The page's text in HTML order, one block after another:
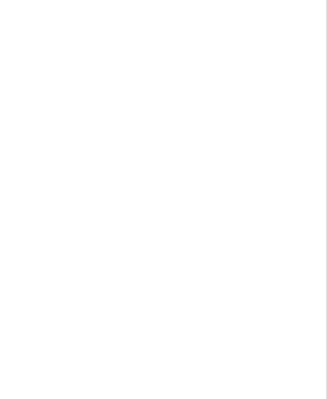
Network
Inc. (FANM)
: (305) 756-8050